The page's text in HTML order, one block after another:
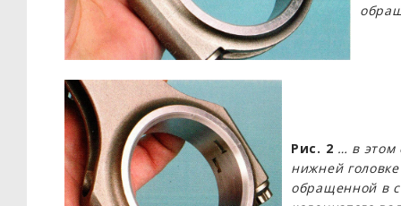
Рис. 2 … в этом
нижней
обращенной в